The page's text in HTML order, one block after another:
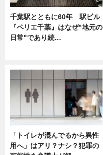
千葉駅とともに60年 駅ビル
『ペリエ千葉』はなぜ"地元の
日常"であり続…
「トイレが混んでるから異性
用へ」はアリ？ナシ？犯罪の